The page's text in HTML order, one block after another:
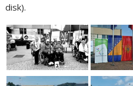
disk).